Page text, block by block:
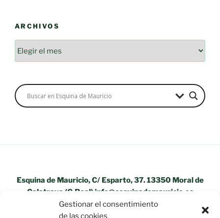
Gestionar el consentimiento
de las cookies
ARCHIVOS
Esquina de Mauricio, C/ Esparto, 37. 13350 Moral de
Calatrava (C.Real) info@esquinademauricio.es
«Aviso Legal»